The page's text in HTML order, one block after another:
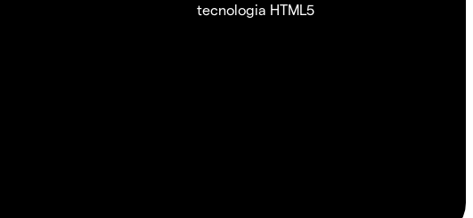
tecnologia HTML5